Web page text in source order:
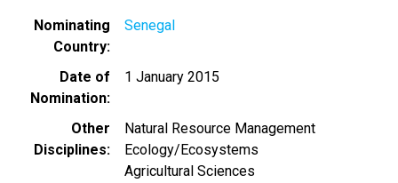
Nominating
Country
Senegal
Date of
Nomination
1 January 2015
Other
Disciplines
Natural Resource Management
Ecology/Ecosystems
Agricultural Sciences